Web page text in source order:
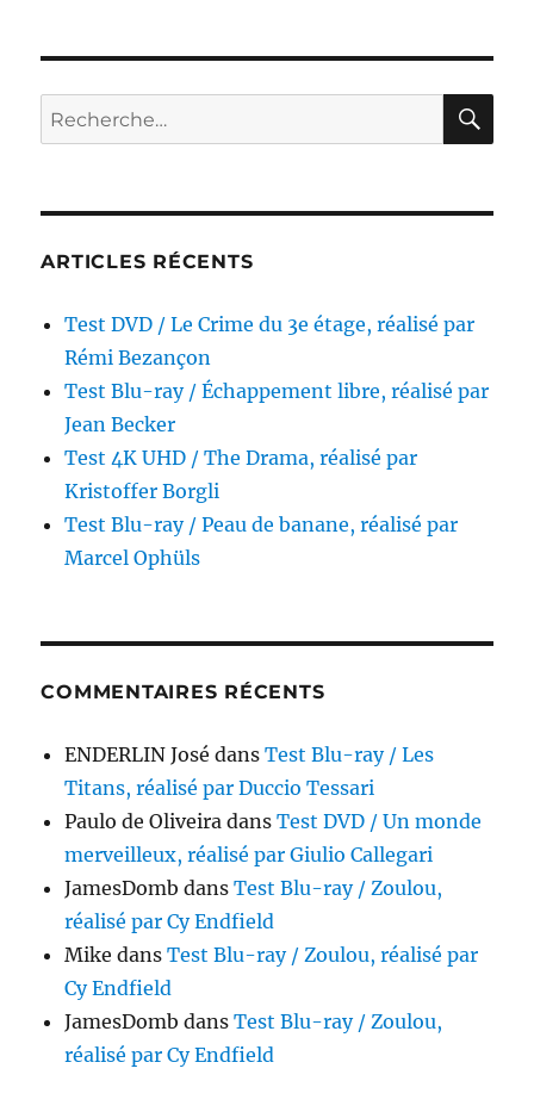
Pelle
conquérant,
Recherche
pour :
ARTICLES RÉCENTS
Test DVD / Le Crime du 3e étage, réalisé par
Rémi Bezançon
Test Blu-ray / Échappement libre, réalisé par
Jean Becker
Test 4K UHD / The Drama, réalisé par
Kristoffer Borgli
Test Blu-ray / Peau de banane, réalisé par
Marcel Ophüls
COMMENTAIRES RÉCENTS
ENDERLIN José dansTest Blu-ray / Les
Titans, réalisé par Duccio Tessari
Paulo de Oliveira dansTest DVD / Un monde
merveilleux, réalisé par Giulio Callegari
JamesDomb dansTest Blu-ray / Zoulou,
réalisé par Cy Endfield
Mike dansTest Blu-ray / Zoulou, réalisé par
Cy Endfield
JamesDomb dansTest Blu-ray / Zoulou,
réalisé par Cy Endfield